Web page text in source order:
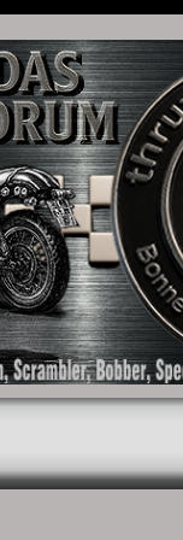
Forum für die New